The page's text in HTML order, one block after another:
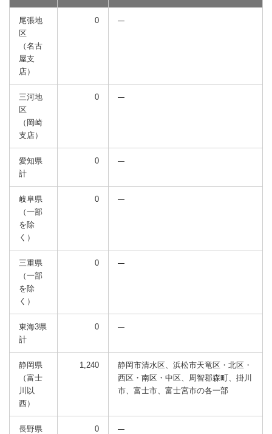
尾張地
区
（名古
屋支
店）
0
三河地
区
（岡崎
支店）
0
愛知県
計
0
岐阜県
（一部
を除
く）
0
三重県
（一部
を除
く）
0
東海3県
計
0
静岡県
（富士
川以
西）
1,240
静岡市清水区、浜松市天竜区・北区・
西区・南区・中区、周智郡森町、掛川
市、富士市、富士宮市の各一部
長野県 0